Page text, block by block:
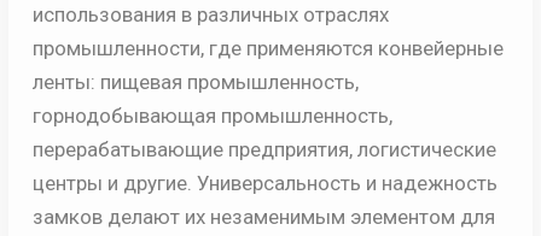
использования в различных отраслях
промышленности, где применяются конвейерные
ленты: пищевая промышленность,
горнодобывающая промышленность,
перерабатывающие предприятия, логистические
центры и другие. Универсальность и надежность
замков делают их незаменимым элементом для